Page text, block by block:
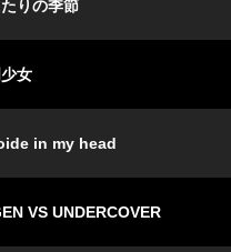
りの季節
女
in my head
VS UNDERCOVER